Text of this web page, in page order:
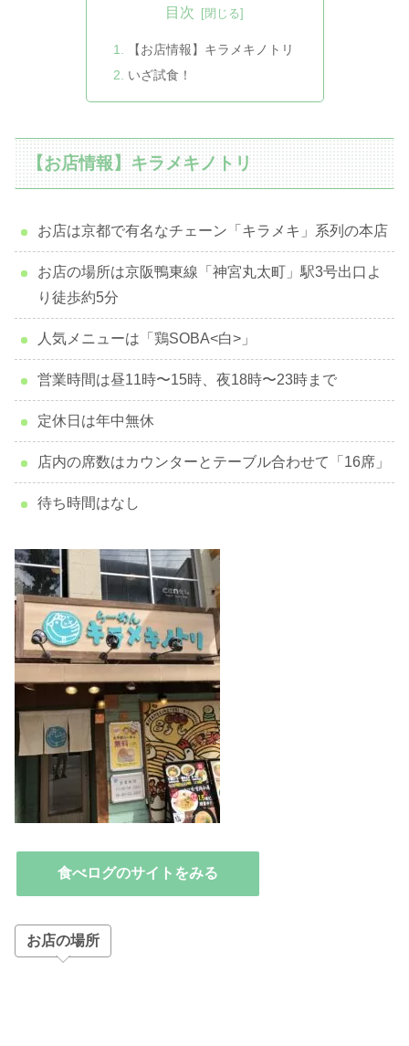
目次
【お店情報】キラメキノトリ
いざ試食！
【お店情報】キラメキノトリ
お店は京都で有名なチェーン「キラメキ」系列の本店
お店の場所は京阪鴨東線「神宮丸太町」駅3号出口よ
り徒歩約5分
人気メニューは「鶏SOBA<白>」
営業時間は昼11時〜15時、夜18時〜23時まで
定休日は年中無休
店内の席数はカウンターとテーブル合わせて「16席」
待ち時間はなし
食べログのサイトをみる
お店の場所